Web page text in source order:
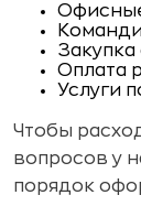
Оплата
Услуги
Чтобы
вопросов у
порядок